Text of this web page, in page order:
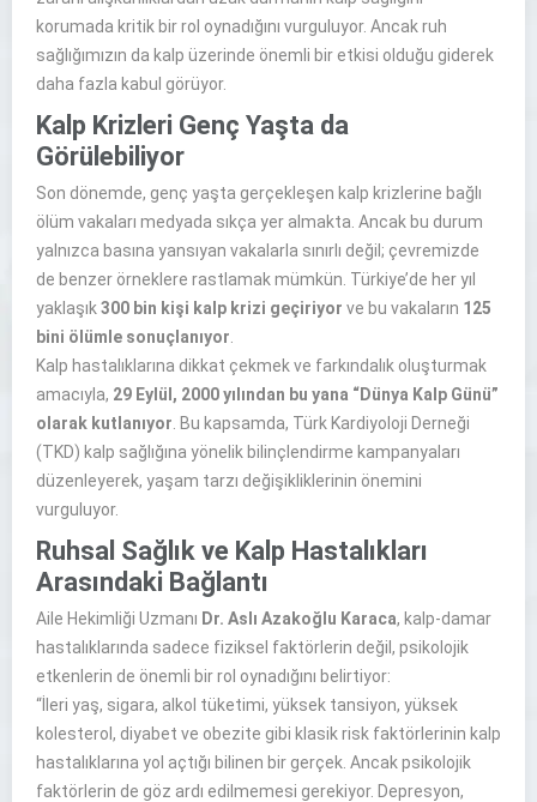
korumada kritik bir rol oynadığını vurguluyor. Ancak ruh
sağlığımızın da kalp üzerinde önemli bir etkisi olduğu giderek
daha fazla kabul görüyor.
Kalp Krizleri Genç Yaşta da
Görülebiliyor
Son dönemde, genç yaşta gerçekleşen kalp krizlerine bağlı
ölüm vakaları medyada sıkça yer almakta. Ancak bu durum
yalnızca basına yansıyan vakalarla sınırlı değil; çevremizde
de benzer örneklere rastlamak mümkün. Türkiye’de her yıl
yaklaşık 300 bin kişi kalp krizi geçiriyor ve bu vakaların 125
bini ölümle sonuçlanıyor
Kalp hastalıklarına dikkat çekmek ve farkındalık oluşturmak
amacıyla, 29 Eylül, 2000 yılından bu yana “Dünya Kalp Günü”
olarak kutlanıyor . Bu kapsamda, Türk Kardiyoloji Derneği
(TKD) kalp sağlığına yönelik bilinçlendirme kampanyaları
düzenleyerek, yaşam tarzı değişikliklerinin önemini
vurguluyor.
Ruhsal Sağlık ve Kalp Hastalıkları
Arasındaki Bağlantı
Aile Hekimliği Uzmanı Dr. Aslı Azakoğlu Karaca, kalp-damar
hastalıklarında sadece fiziksel faktörlerin değil, psikolojik
etkenlerin de önemli bir rol oynadığını belirtiyor:
“İleri yaş, sigara, alkol tüketimi, yüksek tansiyon, yüksek
kolesterol, diyabet ve obezite gibi klasik risk faktörlerinin kalp
hastalıklarına yol açtığı bilinen bir gerçek. Ancak psikolojik
faktörlerin de göz ardı edilmemesi gerekiyor. Depresyon,